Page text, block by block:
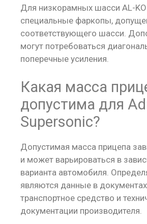
Для низкорамных шасси AL-
специальные фаркопы,
соответствующего шасси.
могут потребоваться
поперечные усиления.
Какая масса
допустима для
Supersonic?
Допустимая масса прицепа
и может варьироваться в
варианта автомобиля.
являются данные в
транспортное средство и
документации производителя.